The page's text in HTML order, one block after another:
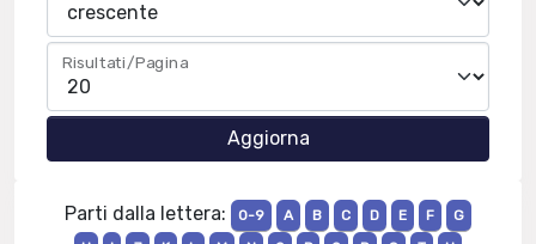
Risultati/Pagina
Parti dalla lettera: 0-9 A B C D E F
G